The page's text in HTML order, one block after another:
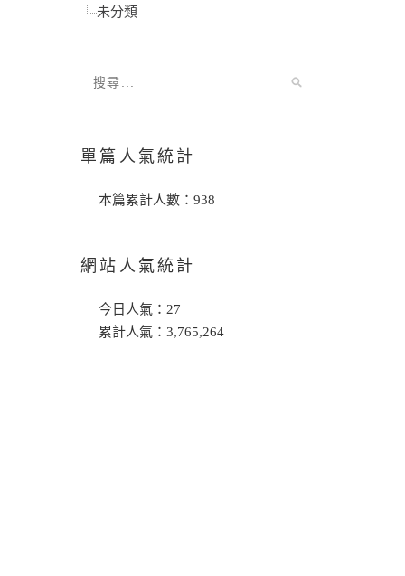
未分類
單篇人氣統計
本篇累計人數： 938
網站人氣統計
今日人氣： 27
累計人氣： 3,765,264